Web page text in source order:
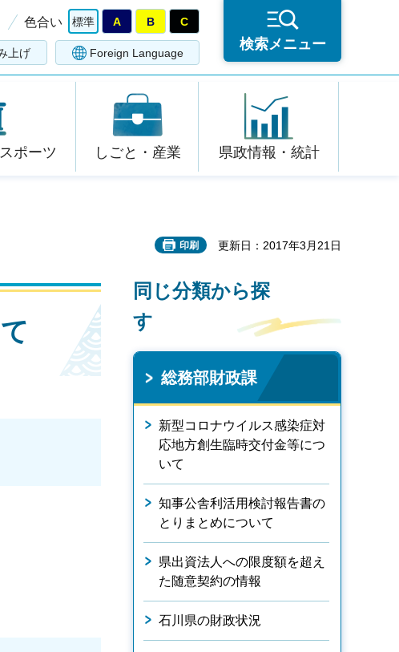
色合い 標準 A B C
上げ Foreign Language
検索メニュー
ポーツ しごと・産業 県政情報・統計
印刷 更新日：2017年3月21日
同じ分類から探
す
総務部財政課
新型コロナウイルス感染症対
応地方創生臨時交付金等につ
いて
知事公舎利活用検討報告書の
とりまとめについて
県出資法人への限度額を超え
た随意契約の情報
石川県の財政状況